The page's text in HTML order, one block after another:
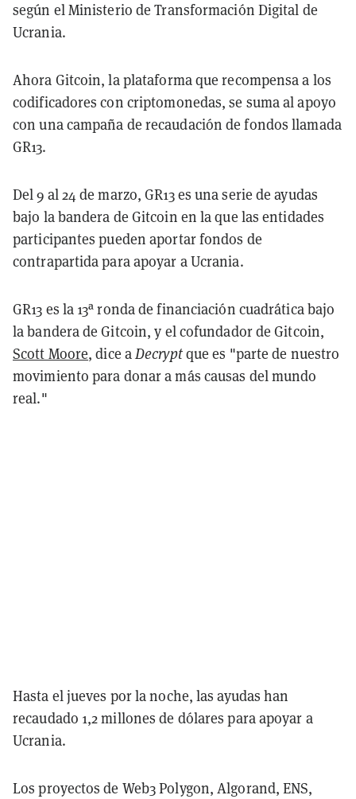
según el Ministerio de Transformación Digital de
Ucrania.
Ahora Gitcoin, la plataforma que recompensa a los
codificadores con criptomonedas, se suma al apoyo
con una campaña de recaudación de fondos llamada
GR13.
Del 9 al 24 de marzo, GR13 es una serie de ayudas
bajo la bandera de Gitcoin en la que las entidades
participantes pueden aportar fondos de
contrapartida para apoyar a Ucrania.
GR13 es la 13ª ronda de financiación cuadrática bajo
la bandera de Gitcoin, y el cofundador de Gitcoin,
Scott Moore, dice aDecryptque es "parte de nuestro
movimiento para donar a más causas del mundo
real."
Hasta el jueves por la noche, las ayudas han
recaudado 1,2 millones de dólares para apoyar a
Ucrania.
Los proyectos de Web3 Polygon, Algorand, ENS,